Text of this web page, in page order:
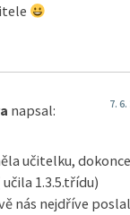
napsal: 7.
učitelku,
1.3.5.třídu)
nás nejdříve